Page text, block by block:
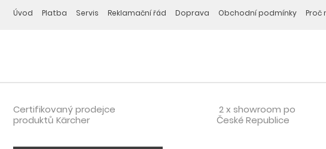
Úvod Platba Servis Reklamační řád Doprava Obchodní podmínky Proč
Certifikovaný prodejce
produktů Kärcher
2 x showroom po
České Republice